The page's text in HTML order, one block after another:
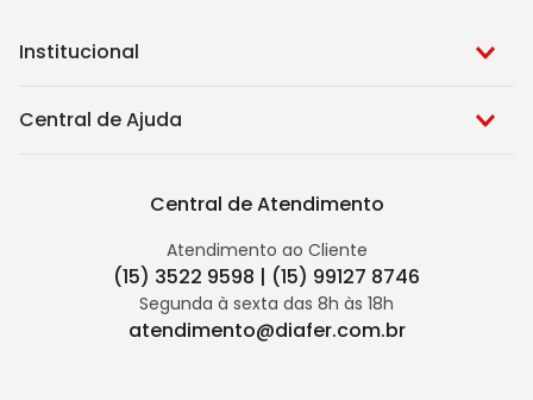
Institucional
Central de Ajuda
Central de Atendimento
Atendimento ao Cliente
(15) 3522 9598 | (15) 99127 8746
Segunda à sexta das 8h às 18h
atendimento@diafer.com.br